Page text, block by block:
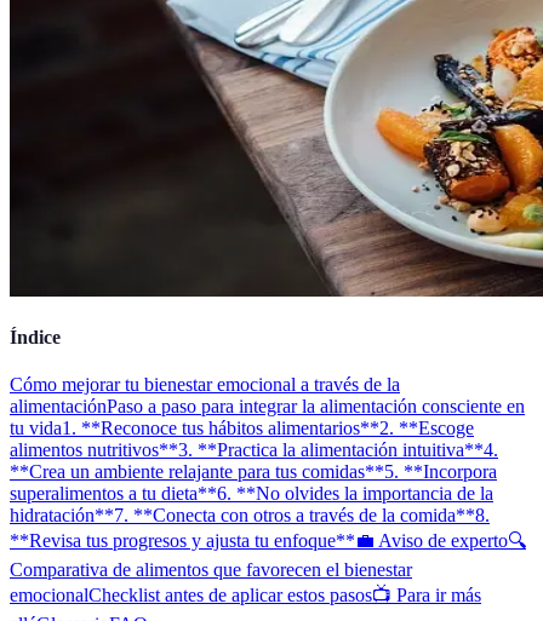
Índice
Cómo mejorar tu bienestar emocional a través de la
alimentaciónPaso a paso para integrar la alimentación consciente en
tu vida1. **Reconoce tus hábitos alimentarios**2. **Escoge
alimentos nutritivos**3. **Practica la alimentación intuitiva**4.
**Crea un ambiente relajante para tus comidas**5. **Incorpora
superalimentos a tu dieta**6. **No olvides la importancia de la
hidratación**7. **Conecta con otros a través de la comida**8.
**Revisa tus progresos y ajusta tu enfoque**💼 Aviso de experto🔍
Comparativa de alimentos que favorecen el bienestar
emocionalChecklist antes de aplicar estos pasos📺 Para ir más